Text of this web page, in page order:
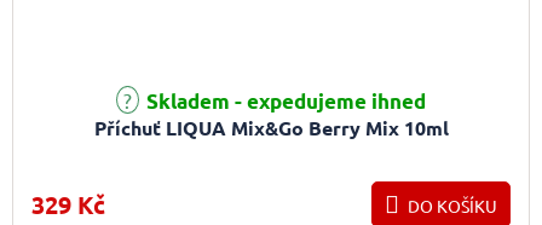
Příchuť LIQUA Mix&Go Berry Mix 10ml
Skladem - expedujeme ihned
329 Kč DO KOŠÍKU